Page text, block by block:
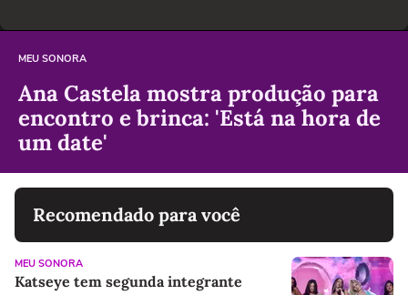
MEU SONORA
Ana Castela mostra produção para
encontro e brinca: 'Está na hora de
um date'
Recomendado para você
MEU SONORA
Katseye tem segunda integrante